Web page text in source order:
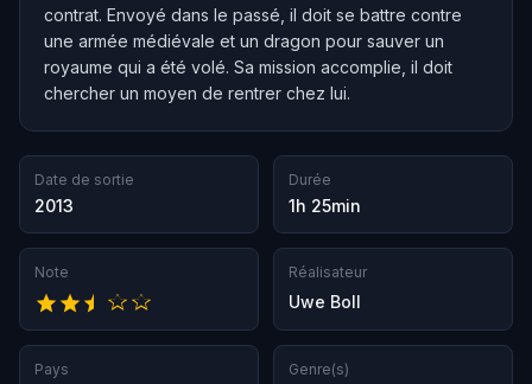
contrat. Envoyé dans le passé, il doit se battre contre
une armée médiévale et un dragon pour sauver un
royaume qui a été volé. Sa mission accomplie, il doit
chercher un moyen de rentrer chez lui.
Date de sortie
2013
Durée
1h 25min
Note Réalisateur
Uwe Boll
Pays Genre(s)